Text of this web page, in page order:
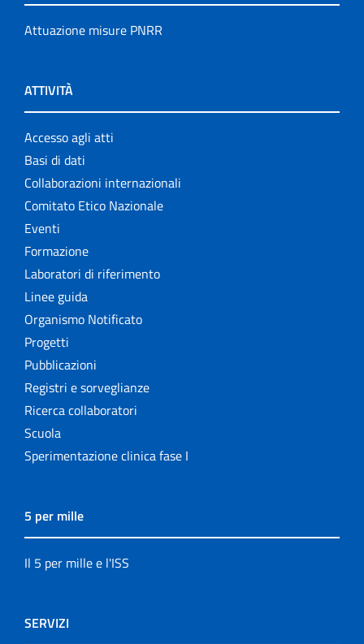
Attuazione misure PNRR
ATTIVITÀ
Accesso agli atti
Basi di dati
Collaborazioni internazionali
Comitato Etico Nazionale
Eventi
Formazione
Laboratori di riferimento
Linee guida
Organismo Notificato
Progetti
Pubblicazioni
Registri e sorveglianze
Ricerca collaboratori
Scuola
Sperimentazione clinica fase I
5 per mille
Il 5 per mille e l'ISS
SERVIZI